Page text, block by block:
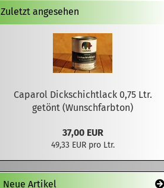
Zuletzt angesehen
Caparol Dickschichtlack 0,75 Ltr.
getönt (Wunschfarbton)
37,00 EUR
49,33 EUR pro Ltr.
Neue Artikel